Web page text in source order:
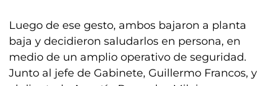
Luego de ese gesto, ambos bajaron a planta
baja y decidieron saludarlos en persona, en
medio de un amplio operativo de seguridad.
Junto al jefe de Gabinete, Guillermo Francos, y